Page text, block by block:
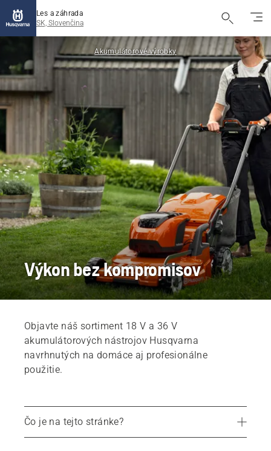
Les a záhrada
SK, Slovenčina
Akumulátorové výrobky
Výkon bez kompromisov
Objavte náš sortiment 18 V a 36 V
akumulátorových nástrojov Husqvarna
navrhnutých na domáce aj profesionálne
použitie.
Čo je na tejto stránke?
Výber správneho akumulátorového systému